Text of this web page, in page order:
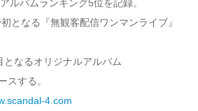
ルバムランキング5位を記録。
となる『無観客配信ワンマンライブ』
なるオリジナルアルバム
スする。
4.com